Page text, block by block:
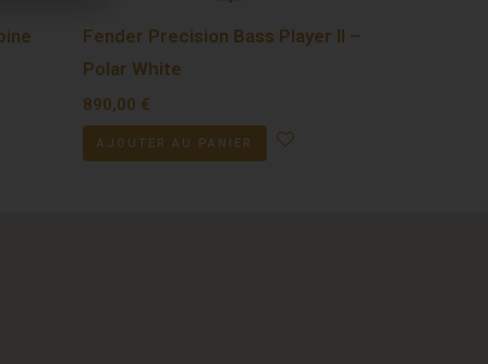
Fender Precision Bass Player II –
Polar White
890,00 €
AJOUTER AU PANIER